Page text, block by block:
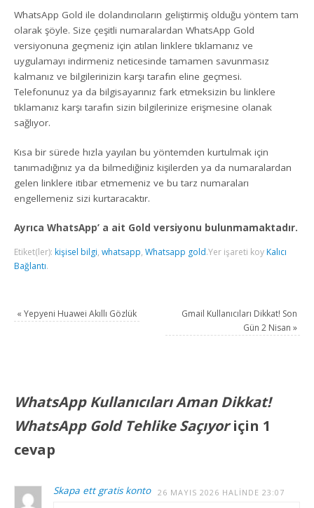
WhatsApp Gold ile dolandırıcıların geliştirmiş olduğu yöntem tam
olarak şöyle. Size çeşitli numaralardan WhatsApp Gold
versiyonuna geçmeniz için atılan linklere tıklamanız ve
uygulamayı indirmeniz neticesinde tamamen savunmasız
kalmanız ve bilgilerinizin karşı tarafın eline geçmesi.
Telefonunuz ya da bilgisayarınız fark etmeksizin bu linklere
tıklamanız karşı tarafın sizin bilgilerinize erişmesine olanak
sağlıyor.
Kısa bir sürede hızla yayılan bu yöntemden kurtulmak için
tanımadığınız ya da bilmediğiniz kişilerden ya da numaralardan
gelen linklere itibar etmemeniz ve bu tarz numaraları
engellemeniz sizi kurtaracaktır.
Ayrıca WhatsApp’ a ait Gold versiyonu bulunmamaktadır.
Etiket(ler): kişisel bilgi,whatsapp,Whatsapp gold.Yer işareti koy Kalıcı
Bağlantı.
« Yepyeni Huawei Akıllı Gözlük
Gmail Kullanıcıları Dikkat! Son
Gün 2 Nisan »
WhatsApp Kullanıcıları Aman Dikkat!
WhatsApp Gold Tehlike Saçıyoriçin 1
cevap
Skapa ett gratis konto 26 MAYIS 2026 HALINDE 23:07